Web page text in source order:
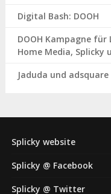
Digital Bash: DOOH
DOOH Kampagne
Home Media, Splicky
Jaduda und
Splicky website
Splicky @ Facebook
Splicky @ Twitter